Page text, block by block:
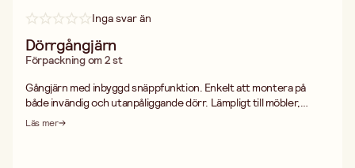
Inga svar än
Dörrgångjärn
Förpackning om 2 st
Gångjärn med inbyggd snäppfunktion. Enkelt att montera på
både invändig och utanpåliggande dörr. Lämpligt till möbler,
skåpluckor etc. Levereras komplett med skruv.
Läs mer